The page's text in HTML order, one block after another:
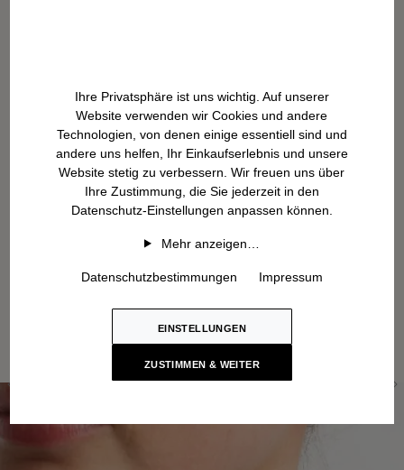
Ihre Privatsphäre ist uns wichtig. Auf unserer
Website verwenden wir Cookies und andere
Technologien, von denen einige essentiell sind und
andere uns helfen, Ihr Einkaufserlebnis und unsere
Website stetig zu verbessern. Wir freuen uns über
Ihre Zustimmung, die Sie jederzeit in den
Datenschutz-Einstellungen anpassen können.
Mehr anzeigen…
Datenschutzbestimmungen Impressum
EINSTELLUNGEN
ZUSTIMMEN & WEITER